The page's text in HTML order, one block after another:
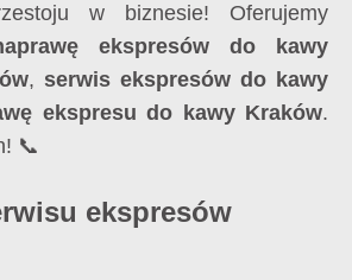
w biznesie! Oferujemy
ekspresów do kawy
, serwis ekspresów do kawy
ekspresu do kawy Kraków.
📞
ekspresów